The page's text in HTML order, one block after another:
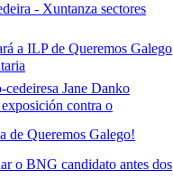
- Xuntanza sectores
a ILP de Queremos Galego
cedeiresa Jane Danko
contra o
de Queremos Galego!
o BNG candidato antes dos